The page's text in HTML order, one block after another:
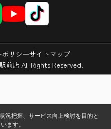
リシーサイトマップ
前店 All Rights Reserved.
況把握、サービス向上検討を目的と
ます。